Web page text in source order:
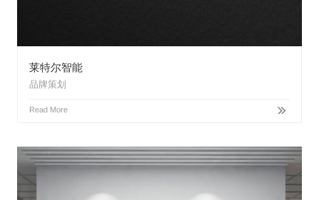
莱特尔智能
品牌策划
Read More